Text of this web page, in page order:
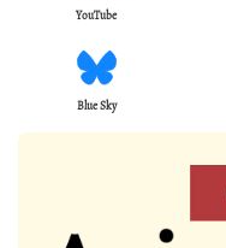
YouTube
Blue Sky